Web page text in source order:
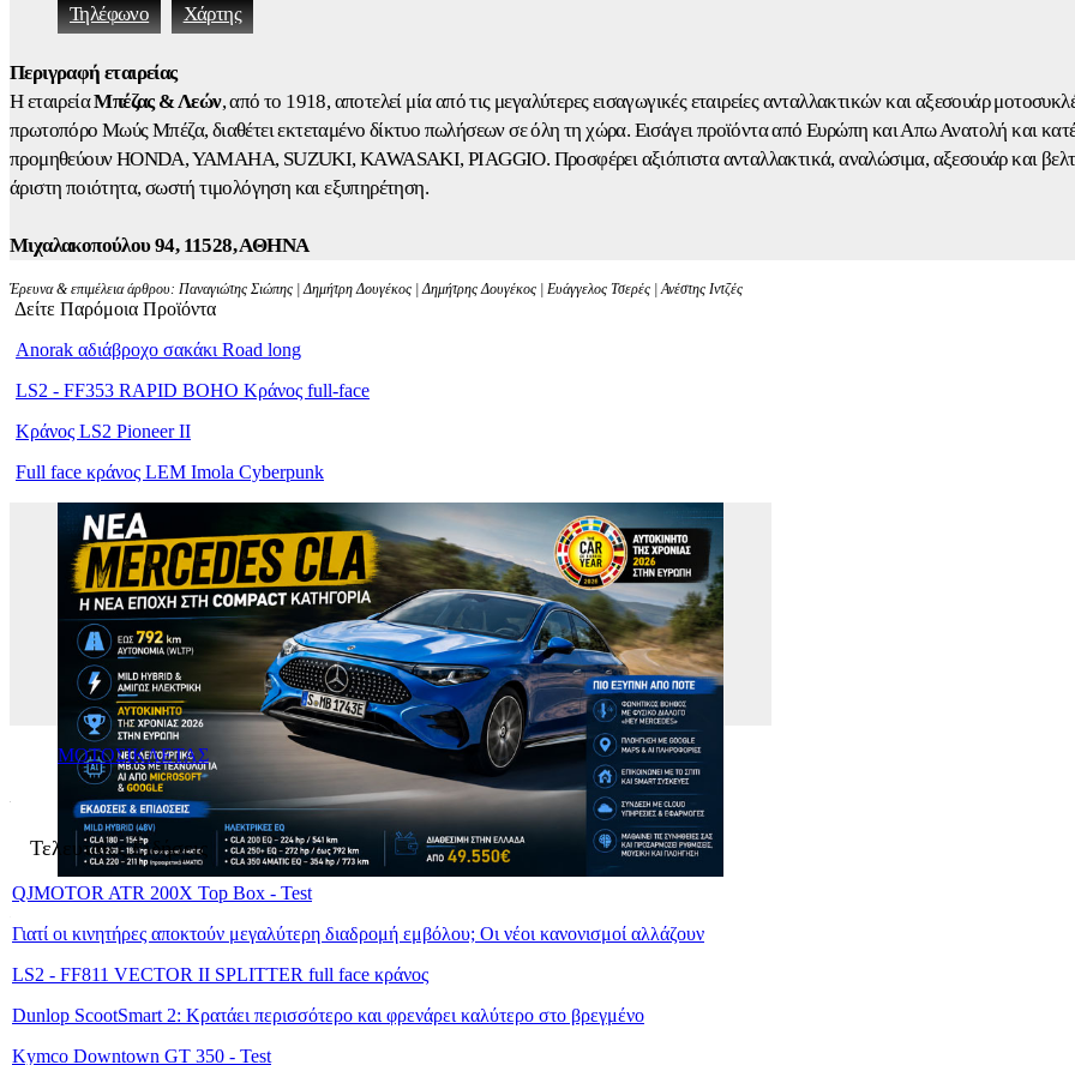
Τηλέφωνο Χάρτης
Περιγραφή εταιρείας
Η εταιρείαΜπέζας & Λεών, από το 1918, αποτελεί μία από τις μεγαλύτερες εισαγωγικές εταιρείες ανταλλακτικών και αξεσουάρ
πρωτοπόρο Μωύς Μπέζα, διαθέτει εκτεταμένο δίκτυο πωλήσεων σε όλη τη χώρα. Εισάγει προϊόντα από Ευρώπη και Απω Ανατολή και
προμηθεύουν HONDA, YAMAHA, SUZUKI, KAWASAKI, PIAGGIO. Προσφέρει αξιόπιστα ανταλλακτικά, αναλώσιμα, αξεσουάρ και
άριστη ποιότητα, σωστή τιμολόγηση και εξυπηρέτηση.
Μιχαλακοπούλου 94, 11528, ΑΘΗΝΑ
Έρευνα & επιμέλεια άρθρου: Παναγιώτης Σιώπης | Δημήτρη Δουγέκος | Δημήτρης Δουγέκος | Ευάγγελος Τσερές | Ανέστης Ιντζές
Δείτε Παρόμοια Προϊόντα
Anorak αδιάβροχο σακάκι Road long
LS2 - FF353 RAPID BOHO Κράνος full-face
Κράνος LS2 Pioneer II
Full face κράνος LEM Imola Cyberpunk
MOTOΣΙΚΛΕΤΑΣ
Τελευταίες Ειδήσεις
QJMOTOR ATR 200X Top Box - Test
Γιατί οι κινητήρες αποκτούν μεγαλύτερη διαδρομή εμβόλου; Οι νέοι κανονισμοί αλλάζουν
LS2 - FF811 VECTOR II SPLITTER full face κράνος
Dunlop ScootSmart 2: Κρατάει περισσότερο και φρενάρει καλύτερο στο βρεγμένο
Kymco Downtown GT 350 - Test